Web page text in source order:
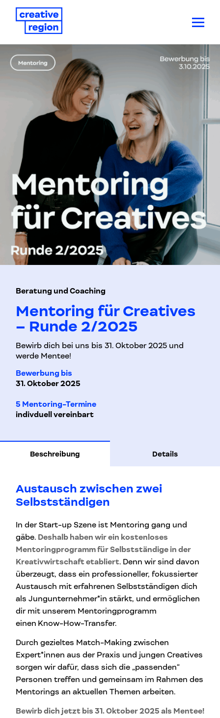
Beratung und Coaching
Mentoring für Creatives
– Runde 2/2025
Bewirb dich bei uns bis 31. Oktober 2025 und
werde Mentee!
Bewerbung bis
31. Oktober 2025
5 Mentoring-Termine
indivduell vereinbart
Beschreibung Details
Austausch zwischen zwei
Selbstständigen
In der Start-up Szene ist Mentoring gang und
gäbe. Deshalb haben wir ein kostenloses
Mentoringprogramm für Selbstständige in der
Kreativwirtschaft etabliert. Denn wir sind davon
überzeugt, dass ein professioneller, fokussierter
Austausch mit erfahrenen Selbstständigen dich
als Jungunternehmer*in stärkt, und ermöglichen
dir mit unserem Mentoringprogramm
einen Know-How-Transfer.
Durch gezieltes Match-Making zwischen
Expert*innen aus der Praxis und jungen Creatives
sorgen wir dafür, dass sich die „passenden“
Personen treffen und gemeinsam im Rahmen des
Mentorings an aktuellen Themen arbeiten.
Bewirb dich jetzt bis 31. Oktober 2025 als Mentee!